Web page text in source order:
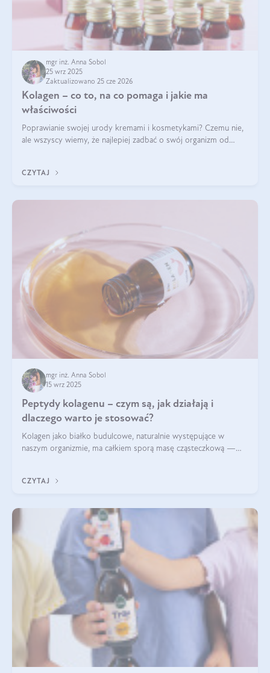
mgr inż. Anna Sobol
25 wrz 2025
Zaktualizowano 25 cze 2026
Kolagen – co to, na co pomaga i jakie ma
właściwości
Poprawianie swojej urody kremami i kosmetykami? Czemu nie,
ale wszyscy wiemy, że najlepiej zadbać o swój organizm od
wysokiej jakości suplem
CZYTAJ
mgr inż. Anna Sobol
15 wrz 2025
Peptydy kolagenu – czym są, jak działają i
dlaczego warto je stosować?
Kolagen jako białko budulcowe, naturalnie występujące w
naszym organizmie, ma całkiem sporą masę cząsteczkową —
bardziej biodostępny
CZYTAJ